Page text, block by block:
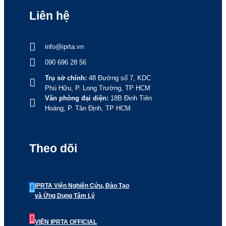
Liên hệ
info@iprta.vn
090 696 28 56
Trụ sở chính: 48 Đường số 7, KDC
Phú Hữu, P. Long Trường, TP HCM
Văn phòng đại diện: 18B Đinh Tiên
Hoàng, P. Tân Định, TP HCM
Theo dõi
IPRTA Viện Nghiên Cứu, Đào Tạo
và Ứng Dụng Tâm Lý
VIỆN IPRTA OFFICIAL